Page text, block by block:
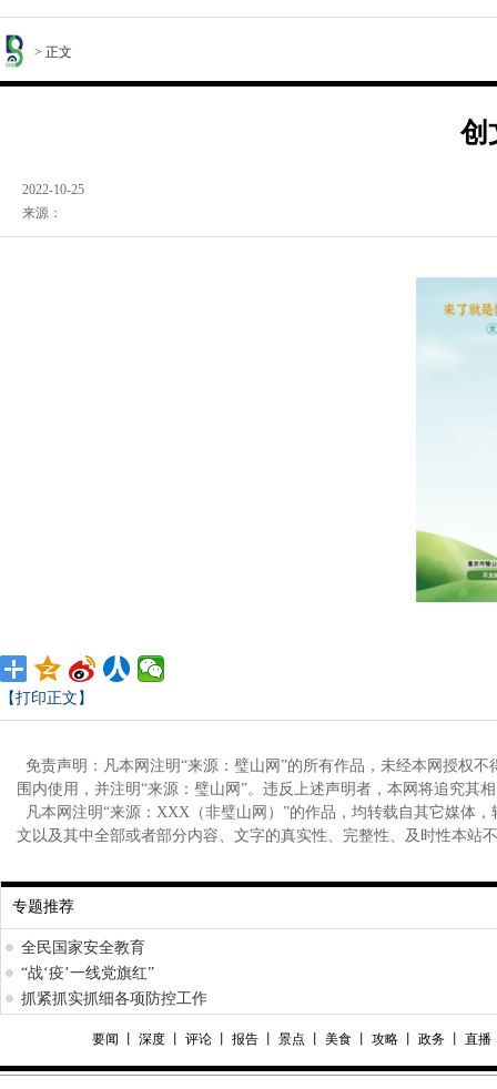
> 正文
创
2022-10-25
来源：
【打印正文】
免责声明：凡本网注明“来源：璧山网”的所有作品，未经本网授权
围内使用，并注明“来源：璧山网”。违反上述声明者，本网将追究其
凡本网注明“来源：XXX（非璧山网）”的作品，均转载自其它媒体
文以及其中全部或者部分内容、文字的真实性、完整性、及时性本站
专题推荐
全民国家安全教育
“战‘疫’一线党旗红”
抓紧抓实抓细各项防控工作
要闻 深度 评论 报告 景点 美食 攻略 政务 直播